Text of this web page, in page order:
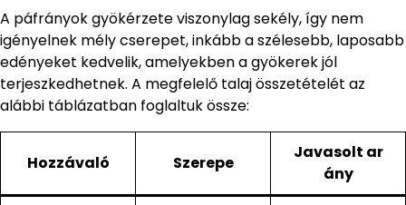
A páfrányok gyökérzete viszonylag sekély, így nem
igényelnek mély cserepet, inkább a szélesebb, laposabb
edényeket kedvelik, amelyekben a gyökerek jól
terjeszkedhetnek. A megfelelő talaj összetételét az
alábbi táblázatban foglaltuk össze:
Hozzávaló Szerepe
Javasolt ar
ány